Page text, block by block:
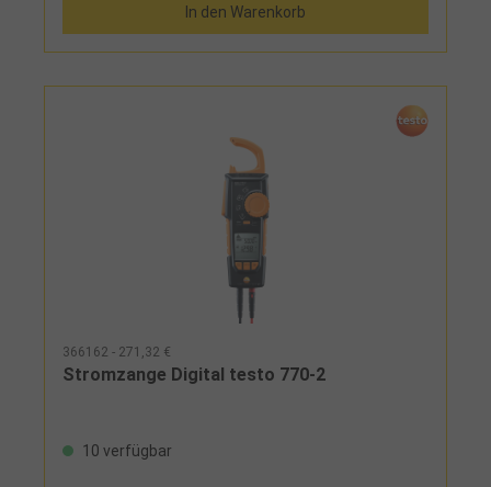
In den Warenkorb
366162 - 271,32 €
Stromzange Digital testo 770-2
10 verfügbar